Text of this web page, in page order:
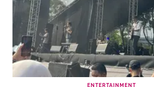
ENTERTAINMENT